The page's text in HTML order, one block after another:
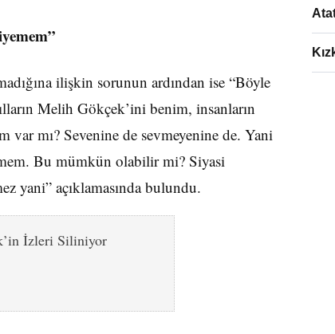
ilişkin sorunun ardından ise “Böyle
Melih Gökçek’ini benim, insanların
var mı? Sevenine de sevmeyenine de. Yani
Bu mümkün olabilir mi? Siyasi
yani” açıklamasında bulundu.
İzleri Siliniyor